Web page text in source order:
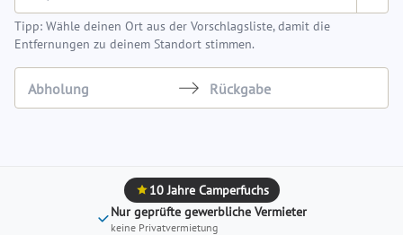
Tipp: Wähle deinen Ort aus der Vorschlagsliste, damit die
Entfernungen zu deinem Standort stimmen.
interact
with
the
10 Jahre Camperfuchs
Nur geprüfte gewerbliche Vermieter
keine Privatvermietung